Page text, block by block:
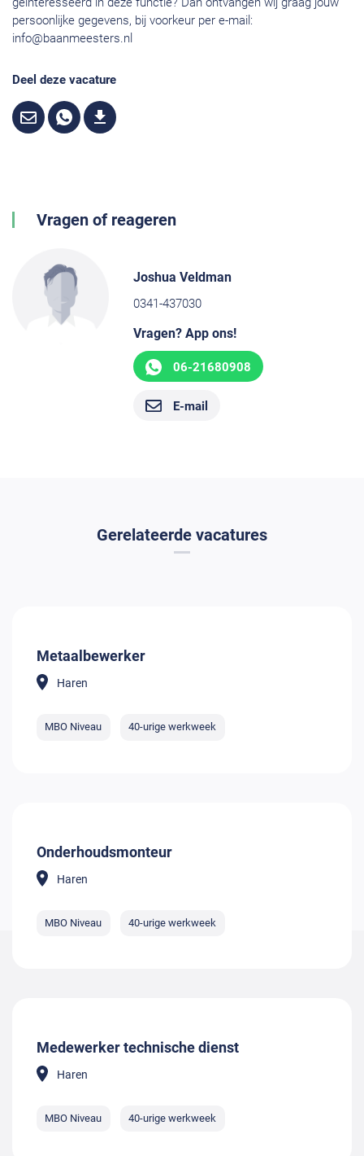
persoonlijke gegevens, bij voorkeur per e-mail:
info@baanmeesters.nl
Deel deze vacature
Vragen of reageren
Joshua Veldman
0341-437030
Vragen? App ons!
06-21680908
E-mail
Gerelateerde vacatures
Metaalbewerker
Haren
MBO Niveau 40-urige werkweek
Onderhoudsmonteur
Haren
MBO Niveau 40-urige werkweek
Medewerker technische dienst
Haren
MBO Niveau 40-urige werkweek